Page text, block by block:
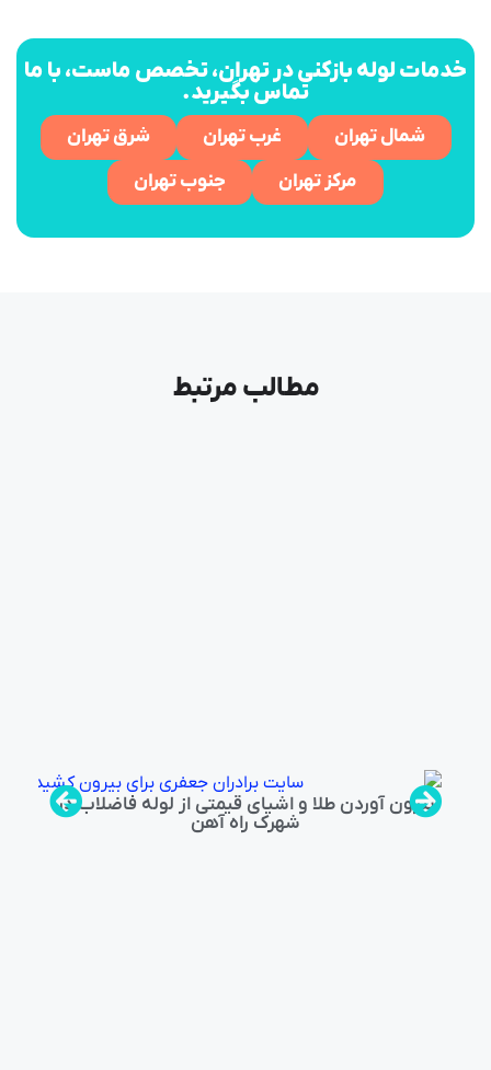
خدمات لوله بازکنی در تهران، تخصص ماست، با ما
تماس بگیرید.
شمال تهران غرب تهران
شرق تهران
مرکز تهران
جنوب تهران
مطالب مرتبط
بیرون آوردن طلا و اشیای قیمتی از لوله فاضلاب در
شهرک راه‌ آهن